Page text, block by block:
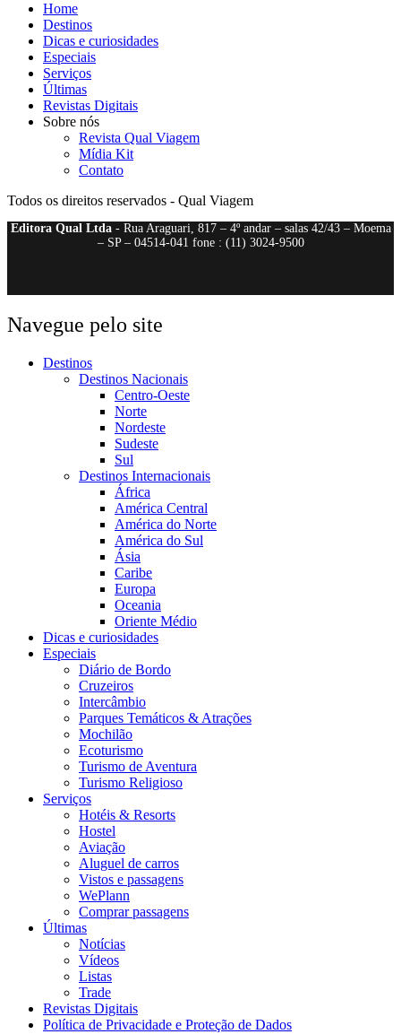
Home
Destinos
Dicas e curiosidades
Especiais
Serviços
Últimas
Revistas Digitais
Sobre nós
Revista Qual Viagem
Mídia Kit
Contato
Todos os direitos reservados - Qual Viagem
Editora Qual Ltda- Rua Araguari, 817 – 4º andar – salas 42/43 – Moema
– SP – 04514-041 fone : (11) 3024-9500
Navegue pelo site
Destinos
Destinos Nacionais
Centro-Oeste
Norte
Nordeste
Sudeste
Sul
Destinos Internacionais
África
América Central
América do Norte
América do Sul
Ásia
Caribe
Europa
Oceania
Oriente Médio
Dicas e curiosidades
Especiais
Diário de Bordo
Cruzeiros
Intercâmbio
Parques Temáticos & Atrações
Mochilão
Ecoturismo
Turismo de Aventura
Turismo Religioso
Serviços
Hotéis & Resorts
Hostel
Aviação
Aluguel de carros
Vistos e passagens
WePlann
Comprar passagens
Últimas
Notícias
Vídeos
Listas
Trade
Revistas Digitais
Política de Privacidade e Proteção de Dados